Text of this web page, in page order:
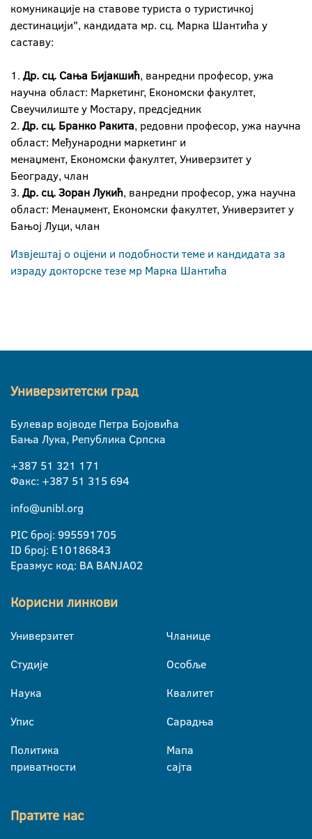
комуникације на ставове туриста о туристичкој
дестинацији", кандидата мр. сц. Марка Шантића у
саставу:
1. Др. сц. Сања Бијакшић, ванредни професор, ужа
научна област: Маркетинг, Економски факултет,
Свеучилиште у Мостару, предсједник
2. Др. сц. Бранко Ракита, редовни професор, ужа научна
област: Међународни маркетинг и
менаџмент, Економски факултет, Универзитет у
Београду, члан
3. Др. сц. Зоран Лукић, ванредни професор, ужа научна
област: Менаџмент, Економски факултет, Универзитет у
Бањој Луци, члан
Извјештај о оцјени и подобности теме и кандидата за
израду докторске тезе мр Марка Шантића
Универзитетски град
Булевар војводе Петра Бојовића
Бања Лука, Република Српска
+387 51 321 171
Факс: +387 51 315 694
info@unibl.org
PIC број: 995591705
ID број: E10186843
Еразмус код: BA BANJA02
Корисни линкови
Универзитет
Студије
Наука
Упис
Политика
приватности
Чланице
Особље
Квалитет
Сарадња
Мапа
сајта
Пратите нас